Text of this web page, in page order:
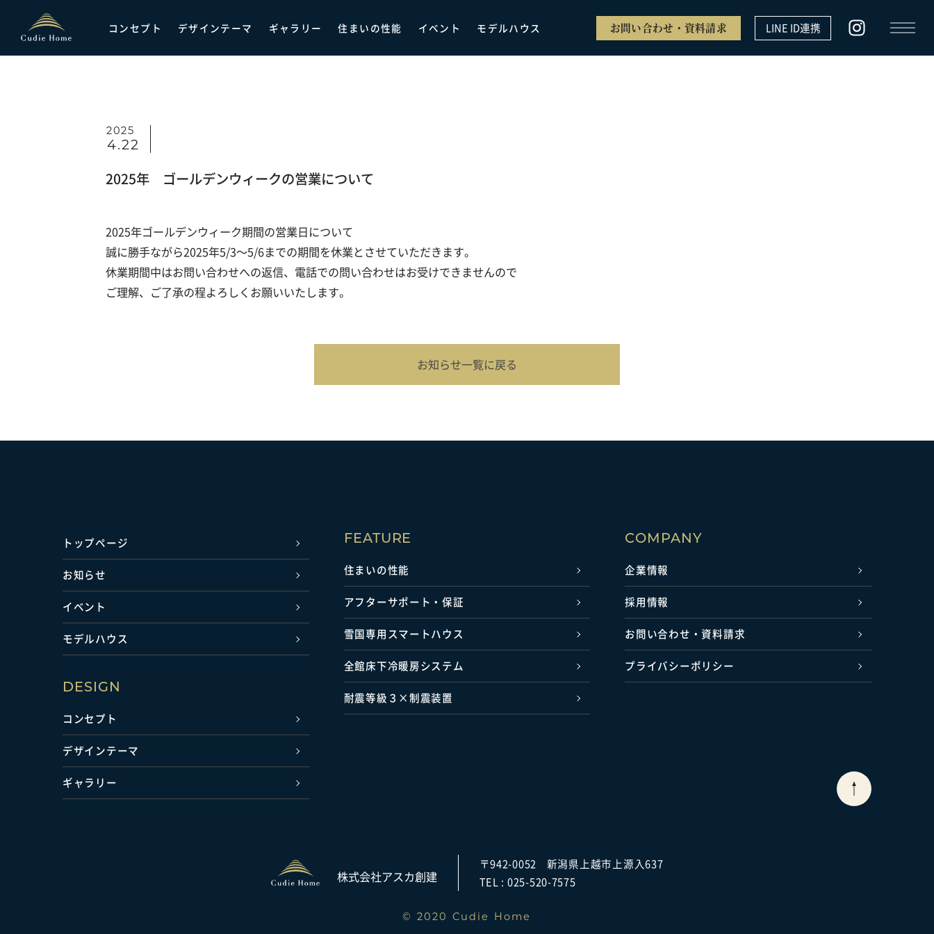
コンセプト デザインテーマ ギャラリー 住まいの性能 イベント モデルハウス お問い合わせ・資料請求 LINE ID連携
2025
4.22
2025年 ゴールデンウィークの営業について
2025年ゴールデンウィーク期間の営業日について
誠に勝手ながら2025年5/3～5/6までの期間を休業とさせていただきます。
休業期間中はお問い合わせへの返信、電話での問い合わせはお受けできませんので
ご理解、ご了承の程よろしくお願いいたします。
お知らせ一覧に戻る
トップページ
お知らせ
イベント
モデルハウス
DESIGN
コンセプト
デザインテーマ
ギャラリー
FEATURE
住まいの性能
アフターサポート・保証
雪国専用スマートハウス
全館床下冷暖房システム
耐震等級３×制震装置
COMPANY
企業情報
採用情報
お問い合わせ・資料請求
プライバシーポリシー
株式会社アスカ創建
〒942-0052
新潟県上越市上源入637
TEL : 025-520-7575
© 2020 Cudie Home